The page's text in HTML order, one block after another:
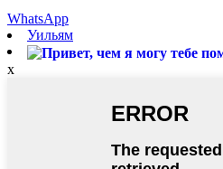
WhatsApp
Уильям
x